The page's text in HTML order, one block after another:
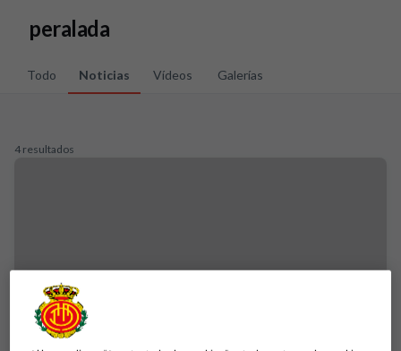
peralada
Todo Noticias Vídeos Galerías
4 resultados